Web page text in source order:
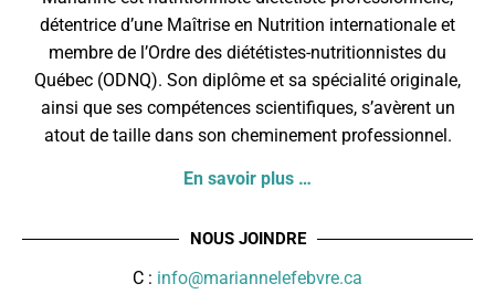
détentrice d’une Maîtrise en Nutrition internationale et
membre de l’Ordre des diététistes-nutritionnistes du
Québec (ODNQ). Son diplôme et sa spécialité originale,
ainsi que ses compétences scientifiques, s’avèrent un
atout de taille dans son cheminement professionnel.
En savoir plus …
NOUS JOINDRE
C : info@mariannelefebvre.ca